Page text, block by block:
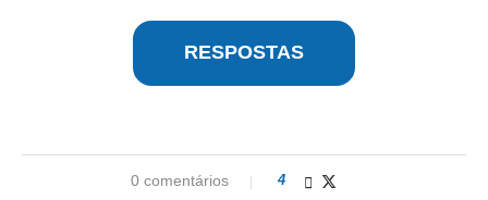
RESPOSTAS
0 comentários 4